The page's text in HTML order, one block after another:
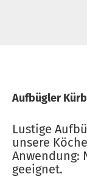
Aufbügler
Lustige
unsere
Anwendung:
geeignet.